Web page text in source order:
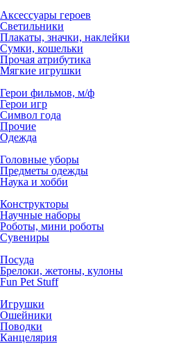
Аксессуары героев
Светильники
Плакаты, значки, наклейки
Сумки, кошельки
Прочая атрибутика
Мягкие игрушки
Герои фильмов, м/ф
Герои игр
Символ года
Прочие
Одежда
Головные уборы
Предметы одежды
Наука и хобби
Конструкторы
Научные наборы
Роботы, мини роботы
Сувениры
Посуда
Брелоки, жетоны, кулоны
Fun Pet Stuff
Игрушки
Ошейники
Поводки
Канцелярия